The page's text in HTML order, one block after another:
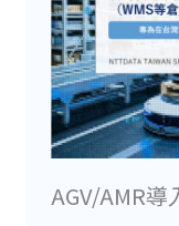
AGV/AMR